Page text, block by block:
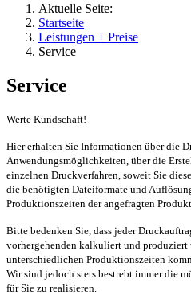
Aktuelle Seite:
Startseite
Leistungen + Preise
Service
Service
Werte Kundschaft!
Hier erhalten Sie Informationen über die
Anwendungsmöglichkeiten, über die
einzelnen Druckverfahren, soweit Sie
die benötigten Dateiformate und
Produktionszeiten der angefragten
Bitte bedenken Sie, dass jeder
vorhergehenden kalkuliert und produziert
unterschiedlichen Produktionszeiten
Wir sind jedoch stets bestrebt immer die
für Sie zu realisieren.